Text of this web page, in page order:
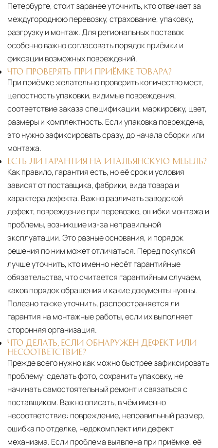
Петербурге, стоит заранее уточнить, кто отвечает за
междугороднюю перевозку, страхование, упаковку,
разгрузку и монтаж. Для региональных поставок
особенно важно согласовать порядок приёмки и
фиксации возможных повреждений.
ЧТО ПРОВЕРЯТЬ ПРИ ПРИЁМКЕ ТОВАРА?
При приёмке желательно проверить количество мест,
целостность упаковки, видимые повреждения,
соответствие заказа спецификации, маркировку, цвет,
размеры и комплектность. Если упаковка повреждена,
это нужно зафиксировать сразу, до начала сборки или
монтажа.
ЕСТЬ ЛИ ГАРАНТИЯ НА ИТАЛЬЯНСКУЮ МЕБЕЛЬ?
Как правило, гарантия есть, но её срок и условия
зависят от поставщика, фабрики, вида товара и
характера дефекта. Важно различать заводской
дефект, повреждение при перевозке, ошибки монтажа и
проблемы, возникшие из-за неправильной
эксплуатации. Это разные основания, и порядок
решения по ним может отличаться. Перед покупкой
лучше уточнить, кто именно несёт гарантийные
обязательства, что считается гарантийным случаем,
каков порядок обращения и какие документы нужны.
Полезно также уточнить, распространяется ли
гарантия на монтажные работы, если их выполняет
сторонняя организация.
ЧТО ДЕЛАТЬ, ЕСЛИ ОБНАРУЖЕН ДЕФЕКТ ИЛИ
НЕСООТВЕТСТВИЕ?
Прежде всего нужно как можно быстрее зафиксировать
проблему: сделать фото, сохранить упаковку, не
начинать самостоятельный ремонт и связаться с
поставщиком. Важно описать, в чём именно
несоответствие: повреждение, неправильный размер,
ошибка по отделке, недокомплект или дефект
механизма. Если проблема выявлена при приёмке, её